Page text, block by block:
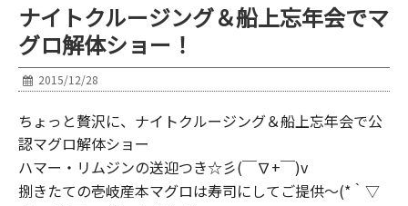
ナイトクルージング＆船上忘年会でマ
グロ解体ショー！
2015/12/28
ちょっと贅沢に、ナイトクルージング＆船上忘年会で公
認マグロ解体ショー
ハマー・リムジンの送迎つき☆彡(￣∇+￣)v
捌きたての壱岐産本マグロは寿司にしてご提供～(*｀▽